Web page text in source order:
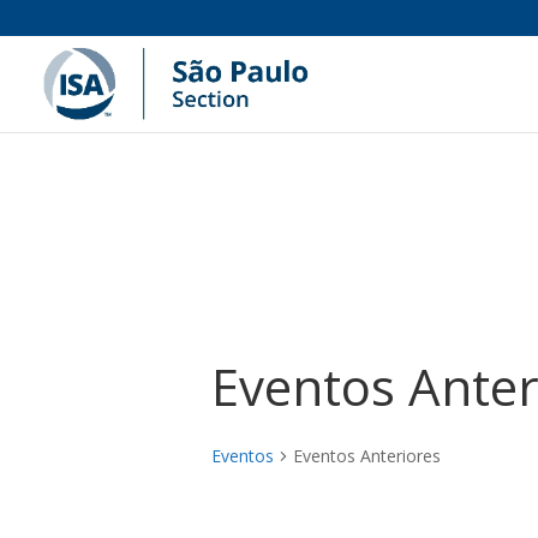
Eventos
Eventos Eventos Anteriores